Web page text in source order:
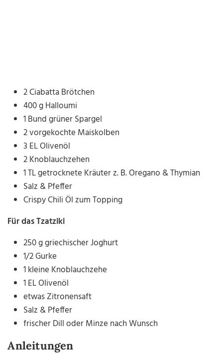
2 Ciabatta Brötchen
400 g Halloumi
1 Bund grüner Spargel
2 vorgekochte Maiskolben
3 EL Olivenöl
2 Knoblauchzehen
1 TL getrocknete Kräuter z. B. Oregano & Thymian
Salz & Pfeffer
Crispy Chili Öl zum Topping
Für das Tzatziki
250 g griechischer Joghurt
1/2 Gurke
1 kleine Knoblauchzehe
1 EL Olivenöl
etwas Zitronensaft
Salz & Pfeffer
frischer Dill oder Minze nach Wunsch
Anleitungen